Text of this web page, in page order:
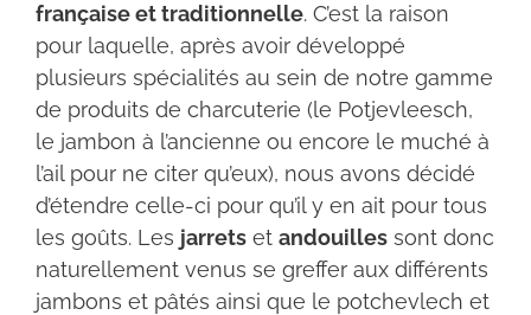
française et traditionnelle. C’est la raison
pour laquelle, après avoir développé
plusieurs spécialités au sein de notre gamme
de produits de charcuterie (le Potjevleesch,
le jambon à l’ancienne ou encore le muché à
l’ail pour ne citer qu’eux), nous avons décidé
d’étendre celle-ci pour qu’il y en ait pour tous
les goûts. Les jarretset andouillessont donc
naturellement venus se greffer aux différents
jambons et pâtés ainsi que le potchevlech et